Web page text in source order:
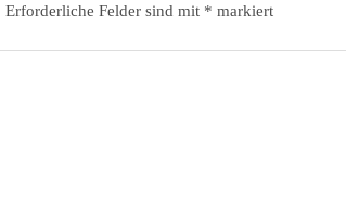
Erforderliche Felder sind mit * markiert